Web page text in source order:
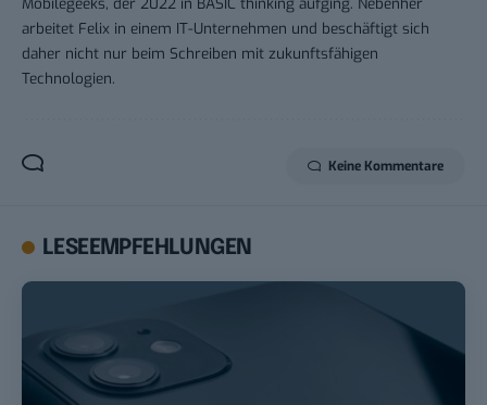
arbeitet Felix in einem IT-Unternehmen und beschäftigt sich
daher nicht nur beim Schreiben mit zukunftsfähigen
Technologien.
Keine Kommentare
LESEEMPFEHLUNGEN